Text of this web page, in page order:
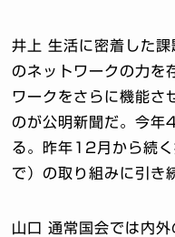
井上 生活に密着した
のネットワークの力を
ワークをさらに機能さ
のが公明新聞だ。今
る。昨年12月から続
で）の取り組みに引き
山口 通常国会では内